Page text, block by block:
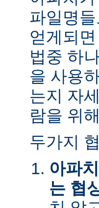
파일명
얻게되
법중 하
을 사용
는지 자
람을 위
두가지
아파
는 협